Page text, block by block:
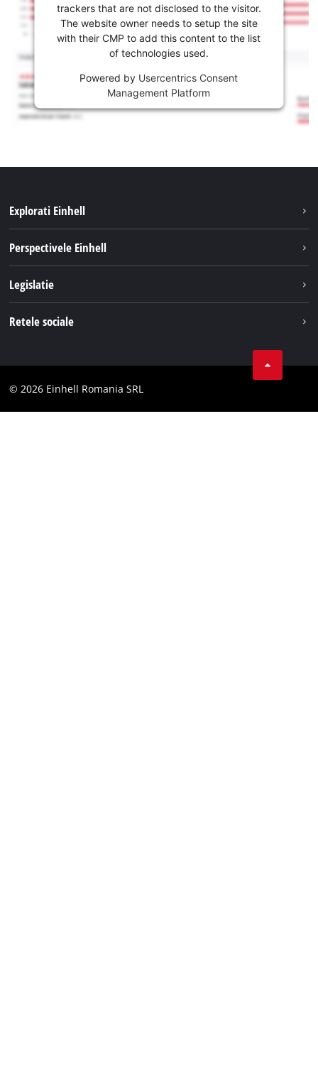
trackers that are not disclosed to the visitor.
The website owner needs to setup the site
with their CMP to add this content to the list
of technologies used.
Powered by Usercentrics Consent
Management Platform
Explorati Einhell
Sistemul de acumulatori
Perspectivele Einhell
Einhell in lume
Legislatie
Declaratie de accesibilitate
Retele sociale
Facebook
© 2026 Einhell Romania SRL